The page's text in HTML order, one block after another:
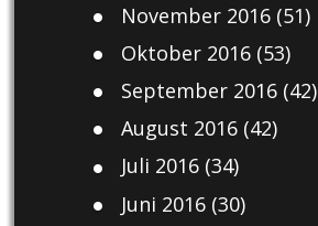
November 2016(51)
Oktober 2016(53)
September 2016(42)
August 2016(42)
Juli 2016(34)
Juni 2016(30)